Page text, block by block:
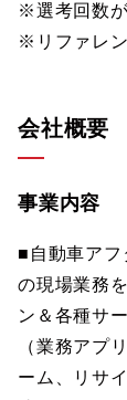
※選考回数
※リファレ
会社概要
事業内容
■自動車アフ
の現場業務
ン＆各種サ
（業務アプ
ーム、リサ